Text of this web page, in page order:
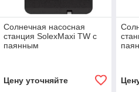
Солнечная насосная
станция SolexMaxi TW с
паянным
Цену уточняйте